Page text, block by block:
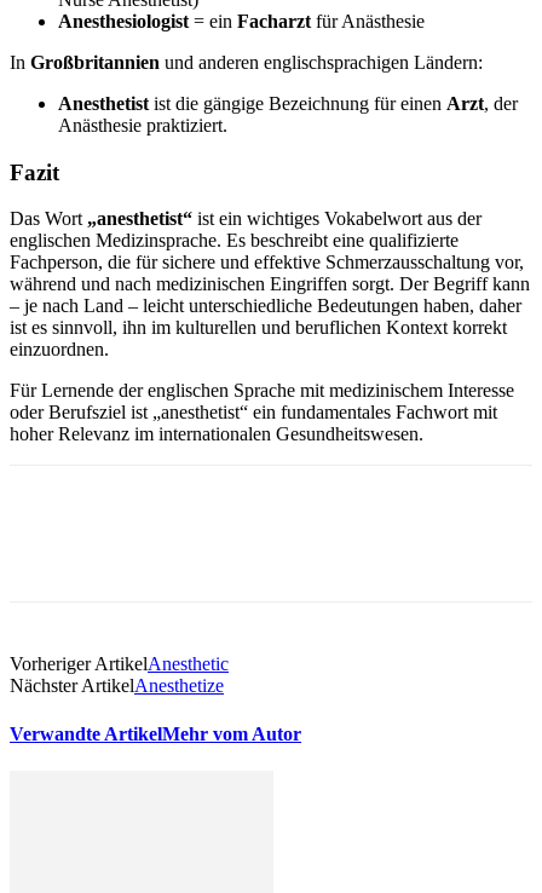
Anesthesiologist = ein Facharzt für Anästhesie
In Großbritannien und anderen englischsprachigen Ländern:
Anesthetist ist die gängige Bezeichnung für einen Arzt, der
Anästhesie praktiziert.
Fazit
Das Wort „anesthetist“ ist ein wichtiges Vokabelwort aus der
englischen Medizinsprache. Es beschreibt eine qualifizierte
Fachperson, die für sichere und effektive Schmerzausschaltung vor,
während und nach medizinischen Eingriffen sorgt. Der Begriff kann
– je nach Land – leicht unterschiedliche Bedeutungen haben, daher
ist es sinnvoll, ihn im kulturellen und beruflichen Kontext korrekt
einzuordnen.
Für Lernende der englischen Sprache mit medizinischem Interesse
oder Berufsziel ist „anesthetist“ ein fundamentales Fachwort mit
hoher Relevanz im internationalen Gesundheitswesen.
Vorheriger ArtikelAnesthetic
Nächster ArtikelAnesthetize
Verwandte ArtikelMehr vom Autor